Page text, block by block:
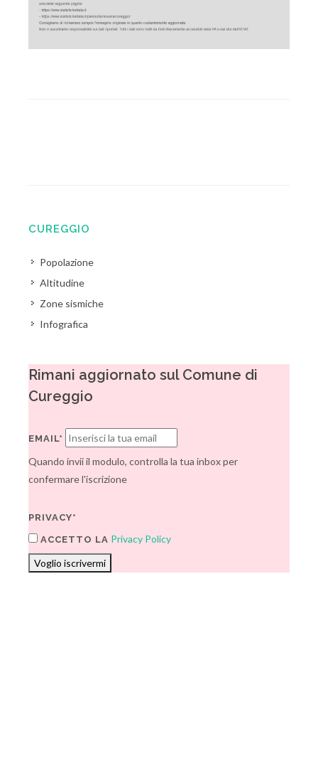
CUREGGIO
Popolazione
Altitudine
Zone sismiche
Infografica
Rimani aggiornato sul Comune di
Cureggio
EMAIL*
Quando invii il modulo, controlla la tua inbox per
confermare l'iscrizione
PRIVACY*
ACCETTO LA Privacy Policy
Voglio iscrivermi